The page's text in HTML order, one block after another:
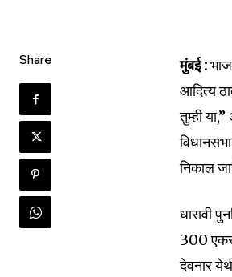
Share मुंबई :
आदित्य
तुम्ही
निकाल
धारावी
300 एकर
देवनार